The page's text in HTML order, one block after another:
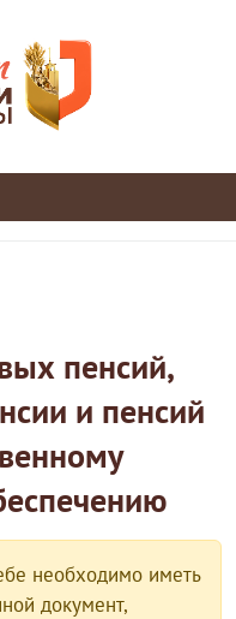
пенсий,
и пенсий
необходимо иметь
документ,